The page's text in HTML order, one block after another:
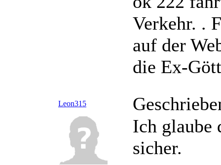
Verkehr. .
auf der
die Ex-
Leon315
Ich glaube
sicher.